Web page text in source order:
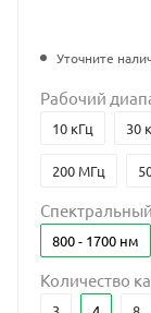
Уточните
Рабочий
10 кГц 30
200 МГц
800 - 1700 нм
Количество